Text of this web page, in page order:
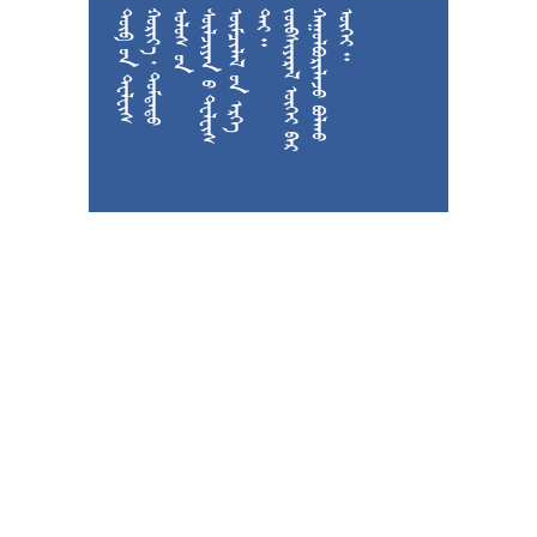

































































  






































 